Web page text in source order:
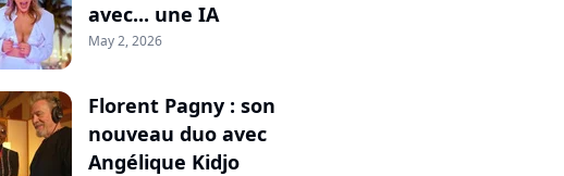
avec... une IA
May 2, 2026
Florent Pagny : son
nouveau duo avec
Angélique Kidjo